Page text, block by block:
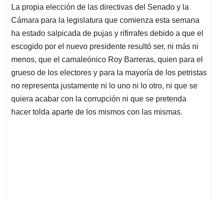
La propia elección de las directivas del Senado y la
Cámara para la legislatura que comienza esta semana
ha estado salpicada de pujas y rifirrafes debido a que el
escogido por el nuevo presidente resultó ser, ni más ni
menos, que el camaleónico Roy Barreras, quien para el
grueso de los electores y para la mayoría de los petristas
no representa justamente ni lo uno ni lo otro, ni que se
quiera acabar con la corrupción ni que se pretenda
hacer tolda aparte de los mismos con las mismas.